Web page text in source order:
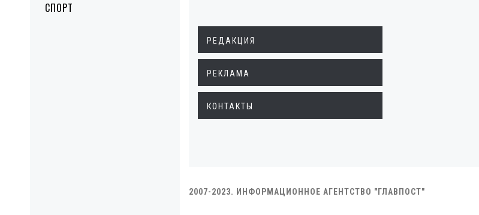
СПОРТ
РЕДАКЦИЯ
РЕКЛАМА
КОНТАКТЫ
2007-2023. ИНФОРМАЦИОННОЕ АГЕНТСТВО "ГЛАВПОСТ"